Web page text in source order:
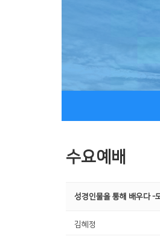
수요예배
성경인물을 통해 배우다 -
김혜정